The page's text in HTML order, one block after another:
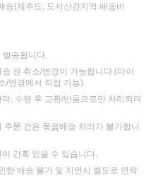
(제주도, 도서산간지역 배송비
발송됩니다.
전 취소/변경이 가능합니다.(마이
/변경에서 직접 가능)
, 수령 후 교환/반품으로만 처리되며
문 건은 묶음배송 처리가 불가합니
간혹 있을 수 있습니다.
한 배송 불가 및 지연시 별도로 연락